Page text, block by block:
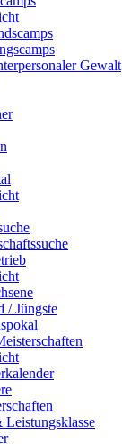
Gewalt
/ Jüngste
Leistungsklasse